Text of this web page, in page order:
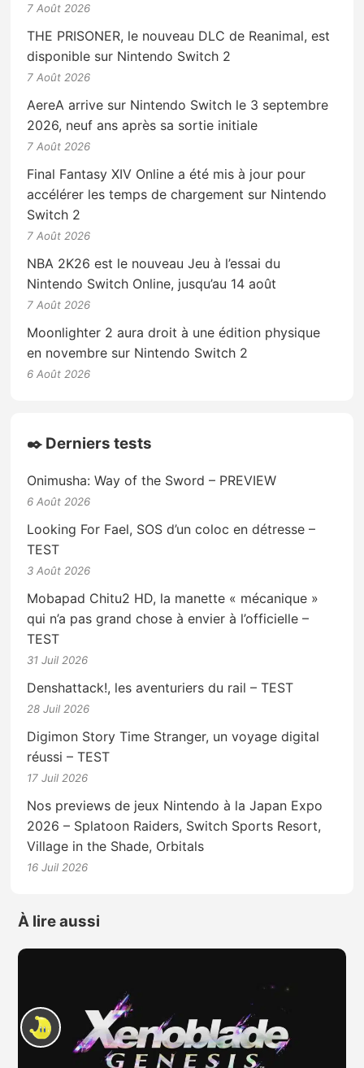
7 Août 2026
THE PRISONER, le nouveau DLC de Reanimal, est
disponible sur Nintendo Switch 2
7 Août 2026
AereA arrive sur Nintendo Switch le 3 septembre
2026, neuf ans après sa sortie initiale
7 Août 2026
Final Fantasy XIV Online a été mis à jour pour
accélérer les temps de chargement sur Nintendo
Switch 2
7 Août 2026
NBA 2K26 est le nouveau Jeu à l’essai du
Nintendo Switch Online, jusqu’au 14 août
7 Août 2026
Moonlighter 2 aura droit à une édition physique
en novembre sur Nintendo Switch 2
6 Août 2026
✒️ Derniers tests
Onimusha: Way of the Sword – PREVIEW
6 Août 2026
Looking For Fael, SOS d’un coloc en détresse –
TEST
3 Août 2026
Mobapad Chitu2 HD, la manette « mécanique »
qui n’a pas grand chose à envier à l’officielle –
TEST
31 Juil 2026
Denshattack!, les aventuriers du rail – TEST
28 Juil 2026
Digimon Story Time Stranger, un voyage digital
réussi – TEST
17 Juil 2026
Nos previews de jeux Nintendo à la Japan Expo
2026 – Splatoon Raiders, Switch Sports Resort,
Village in the Shade, Orbitals
16 Juil 2026
À lire aussi